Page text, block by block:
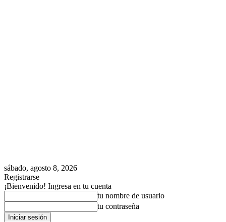
sábado, agosto 8, 2026
Registrarse
¡Bienvenido! Ingresa en tu cuenta
tu nombre de usuario
tu contraseña